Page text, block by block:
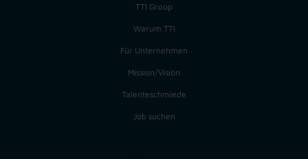
TTI Group
Warum TTI
Für Unternehmen
Mission/Vision
Talenteschmiede
Job suchen